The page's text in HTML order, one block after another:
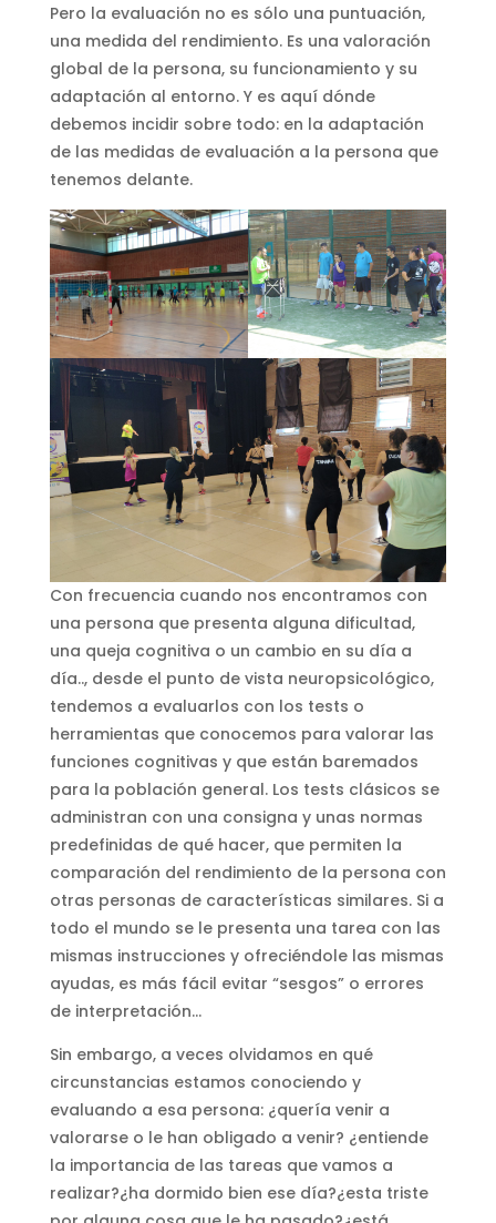
Pero la evaluación no es sólo una puntuación,
una medida del rendimiento. Es una valoración
global de la persona, su funcionamiento y su
adaptación al entorno. Y es aquí dónde
debemos incidir sobre todo: en la adaptación
de las medidas de evaluación a la persona que
tenemos delante.
Con frecuencia cuando nos encontramos con
una persona que presenta alguna dificultad,
una queja cognitiva o un cambio en su día a
día.., desde el punto de vista neuropsicológico,
tendemos a evaluarlos con los tests o
herramientas que conocemos para valorar las
funciones cognitivas y que están baremados
para la población general. Los tests clásicos se
administran con una consigna y unas normas
predefinidas de qué hacer, que permiten la
comparación del rendimiento de la persona con
otras personas de características similares. Si a
todo el mundo se le presenta una tarea con las
mismas instrucciones y ofreciéndole las mismas
ayudas, es más fácil evitar “sesgos” o errores
de interpretación…
Sin embargo, a veces olvidamos en qué
circunstancias estamos conociendo y
evaluando a esa persona: ¿quería venir a
valorarse o le han obligado a venir? ¿entiende
la importancia de las tareas que vamos a
realizar?¿ha dormido bien ese día?¿esta triste